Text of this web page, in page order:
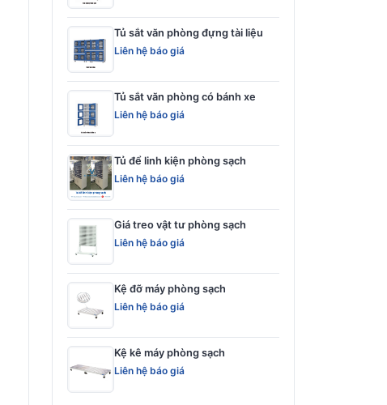
Tủ sắt văn phòng đựng tài liệu
Liên hệ báo giá
Tủ sắt văn phòng có bánh xe
Liên hệ báo giá
Tủ để linh kiện phòng sạch
Liên hệ báo giá
Giá treo vật tư phòng sạch
Liên hệ báo giá
Kệ đỡ máy phòng sạch
Liên hệ báo giá
Kệ kê máy phòng sạch
Liên hệ báo giá